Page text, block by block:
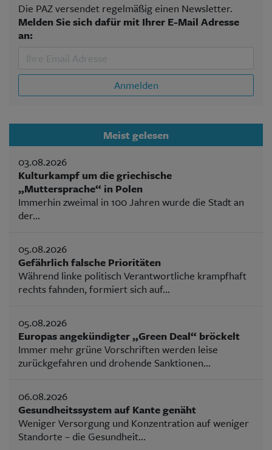
Die PAZ versendet regelmäßig einen Newsletter.
Melden Sie sich dafür mit Ihrer E-Mail Adresse
an:
Anmelden
Meist gelesen
03.08.2026
Kulturkampf um die griechische
„Muttersprache“ in Polen
Immerhin zweimal in 100 Jahren wurde die Stadt an
der...
05.08.2026
Gefährlich falsche Prioritäten
Während linke politisch Verantwortliche krampfhaft
rechts fahnden, formiert sich auf...
05.08.2026
Europas angekündigter „Green Deal“ bröckelt
Immer mehr grüne Vorschriften werden leise
zurückgefahren und drohende Sanktionen...
06.08.2026
Gesundheitssystem auf Kante genäht
Weniger Versorgung und Konzentration auf weniger
Standorte – die Gesundheit...